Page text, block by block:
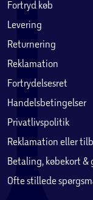
Fortryd køb
Levering
Returnering
Reklamation
Fortrydelsesret
Handelsbetingelser
Privatlivspolitik
Reklamation eller
Betaling, købekort &
Ofte stillede